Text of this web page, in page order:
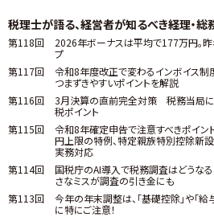
税理士が語る、経営者が知るべき経理・総
第118回
2026年ボーナスは平均で177万円。
プ
第117回
令和8年度改正で変わるインボイス制
つまずきやすいポイントを解説
第116回
3月決算の直前完全対策 税務当局
税ポイント
第115回
令和8年確定申告で注意すべきポイン
円上限の特例、特定親族特別控除新設
実務対応
第114回
国税庁のAI導入で税務調査はどうなる
さなミスが調査の引き金にも
第113回
今年の年末調整は、「基礎控除」や「
に特にご注意！